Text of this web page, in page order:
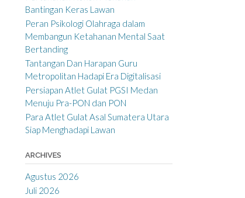
Bantingan Keras Lawan
Peran Psikologi Olahraga dalam
Membangun Ketahanan Mental Saat
Bertanding
Tantangan Dan Harapan Guru
Metropolitan Hadapi Era Digitalisasi
Persiapan Atlet Gulat PGSI Medan
Menuju Pra-PON dan PON
Para Atlet Gulat Asal Sumatera Utara
Siap Menghadapi Lawan
ARCHIVES
Agustus 2026
Juli 2026